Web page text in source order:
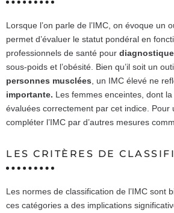
Lorsque l’on parle de l’IMC, on évoque
permet d’évaluer le statut pondéral en
professionnels de santé pour
sous-poids et l’obésité. Bien qu’il soit un
personnes musclées , un IMC élevé ne
importante. Les femmes enceintes, dont
évaluées correctement par cet indice.
compléter l’IMC par d’autres mesures
LES CRITÈRES DE
Les normes de classification de l’IMC sont
ces catégories a des implications